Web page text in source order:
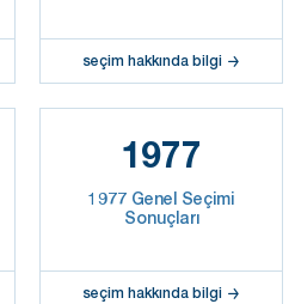
seçim hakkında bilgi
1977
1977 Genel Seçimi
Sonuçları
seçim hakkında bilgi